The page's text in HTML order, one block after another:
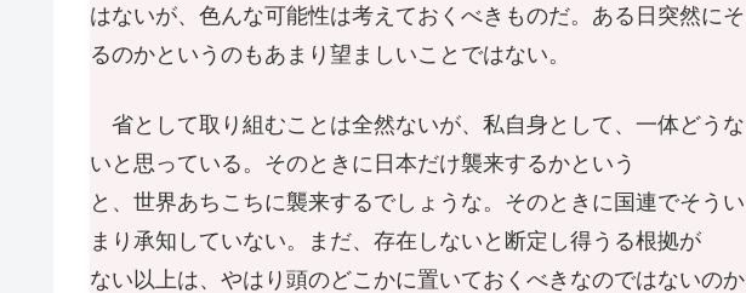
はないが、色んな可能性は考えておくべきものだ。ある日突然に
るのかというのもあまり望ましいことではない。
省として取り組むことは全然ないが、私自身として、一体どう
いと思っている。そのときに日本だけ襲来するかという
と、世界あちこちに襲来するでしょうな。そのときに国連でそう
まり承知していない。まだ、存在しないと断定し得うる根拠が
ない以上は、やはり頭のどこかに置いておくべきなのではないの